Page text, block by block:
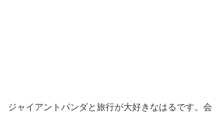
ジャイアントパンダと旅行が大好きなはるです。会